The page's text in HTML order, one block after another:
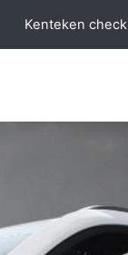
Kenteken check